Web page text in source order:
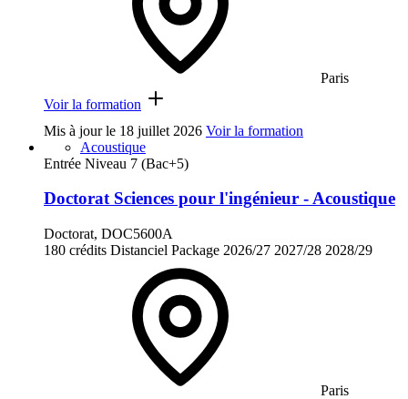
Paris
Voir la formation
Mis à jour le 18 juillet 2026 Voir la formation
Acoustique
Entrée Niveau 7 (Bac+5)
Doctorat Sciences pour l'ingénieur - Acoustique
Doctorat, DOC5600A
180 crédits Distanciel Package 2026/27 2027/28 2028/29
Paris